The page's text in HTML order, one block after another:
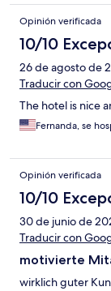
El hotel está a
fácil acceso a
Opinión verificada
10/10
26 de agosto de
Traducir con
The hotel is nice
Fernanda, se
Opinión verificada
10/10
30 de junio de
Traducir con
motivierte
wirklich guter